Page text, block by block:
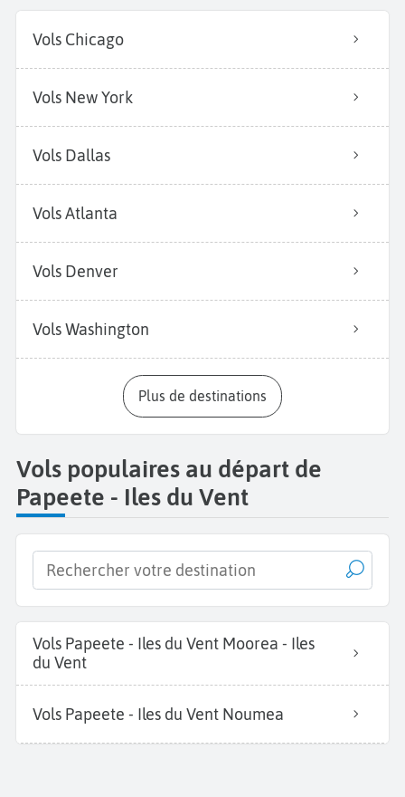
Vols Chicago
Vols New York
Vols Dallas
Vols Atlanta
Vols Denver
Vols Washington
Plus de destinations
Vols populaires au départ de
Papeete - Iles du Vent
Vols Papeete - Iles du Vent Moorea - Iles
du Vent
Vols Papeete - Iles du Vent Noumea